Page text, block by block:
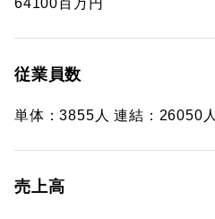
64100百万円
従業員数
単体：3855人 連結：26050人
売上高